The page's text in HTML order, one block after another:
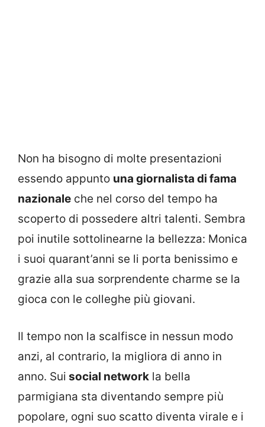
Non ha bisogno di molte presentazioni
essendo appunto una giornalista di fama
nazionale che nel corso del tempo ha
scoperto di possedere altri talenti. Sembra
poi inutile sottolinearne la bellezza: Monica
i suoi quarant’anni se li porta benissimo e
grazie alla sua sorprendente charme se la
gioca con le colleghe più giovani.
Il tempo non la scalfisce in nessun modo
anzi, al contrario, la migliora di anno in
anno. Sui social network la bella
parmigiana sta diventando sempre più
popolare, ogni suo scatto diventa virale e i